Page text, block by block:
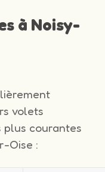
à Noisy-
volets
plus courantes
Oise :